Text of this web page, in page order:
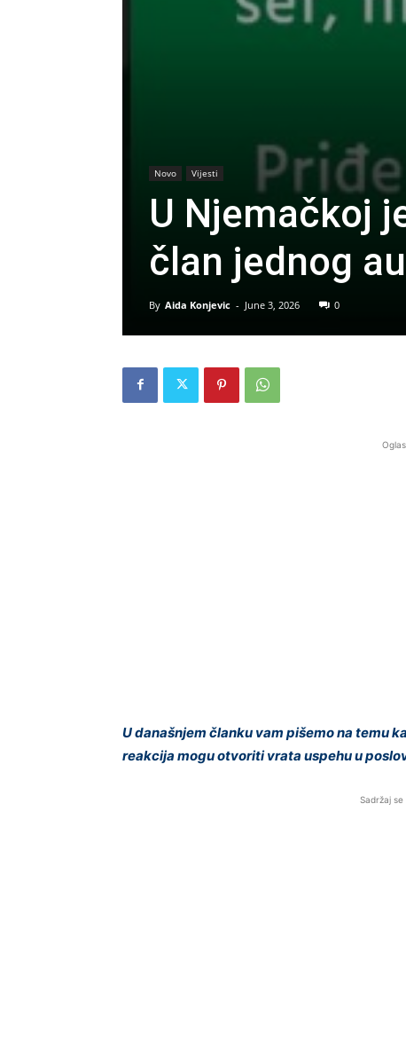
Novo Vijesti
U Njemačkoj
član jednog
By Aida Konjevic - June 3, 2026 0
U današnjem članku vam pišemo na temu
reakcija mogu otvoriti vrata uspehu u
Sadržaj